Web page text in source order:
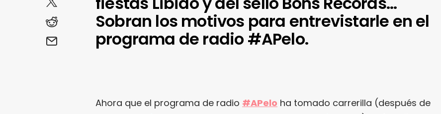
Sobran los motivos para entrevistarle en el
programa de radio #APelo.
Ahora que el programa de radio #APelo ha tomado carrerilla (después de